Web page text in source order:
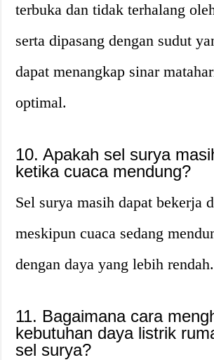
terbuka dan tidak terhalang
serta dipasang dengan sudut
dapat menangkap sinar
optimal.
10. Apakah sel surya
ketika cuaca mendung?
Sel surya masih dapat bekerja
meskipun cuaca sedang
dengan daya yang lebih rendah.
11. Bagaimana cara
kebutuhan daya listrik
sel surya?